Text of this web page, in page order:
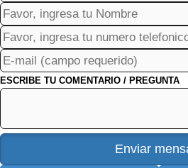
ESCRIBE TU COMENTARIO / PREGUNTA